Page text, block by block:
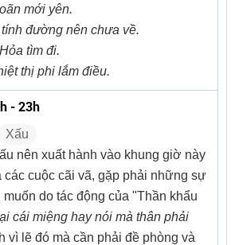
mới yên.
đường nên chưa về.
tìm đi.
thị phi lắm điều.
- 23h
Xấu
nên xuất hành vào khung giờ này
cuộc cãi vã, gặp phải những sự
muốn do tác động của "Thần khẩu
cái miệng hay nói mà thân phải
vì lẽ đó mà cần phải đề phòng và